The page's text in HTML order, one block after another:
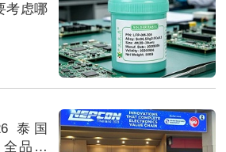
考虑哪
泰国
全品类